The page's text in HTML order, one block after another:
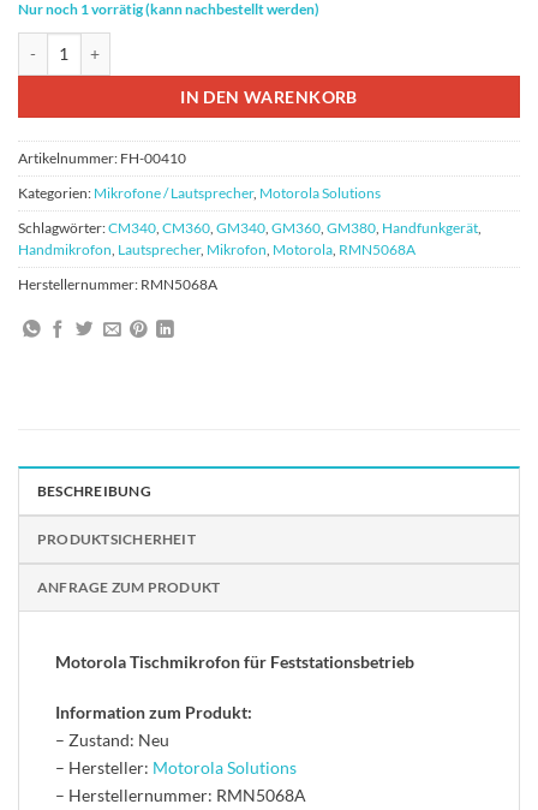
Nur noch 1 vorrätig (kann nachbestellt werden)
IN DEN WARENKORB
Artikelnummer: FH-00410
Kategorien: Mikrofone / Lautsprecher, Motorola Solutions
Schlagwörter:CM340 CM360 GM340 GM360 GM380 Handfunkgerät
Handmikrofon Lautsprecher, Mikrofon Motorola RMN5068A
Herstellernummer: RMN5068A
BESCHREIBUNG
PRODUKTSICHERHEIT
ANFRAGE ZUM PRODUKT
Motorola Tischmikrofon für Feststationsbetrieb
Information zum Produkt:
– Zustand: Neu
– Hersteller: Motorola Solutions
– Herstellernummer: RMN5068A